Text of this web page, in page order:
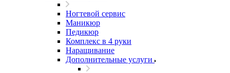
Ногтевой сервис
Маникюр
Педикюр
Комплекс в 4 руки
Наращивание
Дополнительные услуги